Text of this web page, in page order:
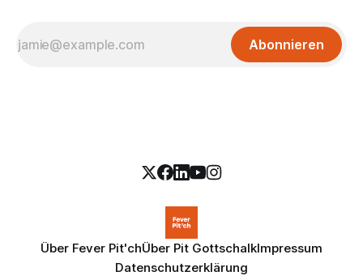
Abonnieren
Über Fever Pit'chÜber Pit GottschalkImpressum
Datenschutzerklärung